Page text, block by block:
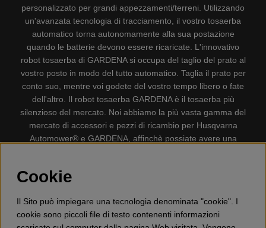
personalizzato per grandi appezzamenti/terreni. Utilizzando
un'avanzata tecnologia di tracciamento, il vostro tosaerba
automatico torna autonomamente alla sua postazione
quando le batterie devono essere ricaricate. L'innovativo
robot tosaerba di GARDENA si occupa del taglio del prato al
vostro posto in modo del tutto automatico. Taglia il prato per
conto suo, mentre voi godete del vostro tempo libero o fate
dell'altro. Il robot tosaerba GARDENA è il tosaerba più
silenzioso del mercato. Noi abbiamo la più vasta gamma del
mercato di accessori e pezzi di ricambio per Husqvarna
Automower® e GARDENA, affinchè possiate avere una
Accessori per la protezione personale, Decespugliatori,
Aspirapolvere, Mototroncatrici, Attrezzature Forestali,
Lubrificanti, Carburanti, Giocattolo per bambini ETC.
Cookie
Il Sito può impiegare una tecnologia denominata "cookie". I
cookie sono piccoli file di testo contenenti informazioni